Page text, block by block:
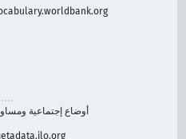
أوضاع إجتماعية